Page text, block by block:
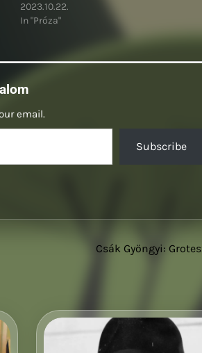
2023.10.22.
In "Próza"
email.
Subscribe
Csák Gyöngyi: